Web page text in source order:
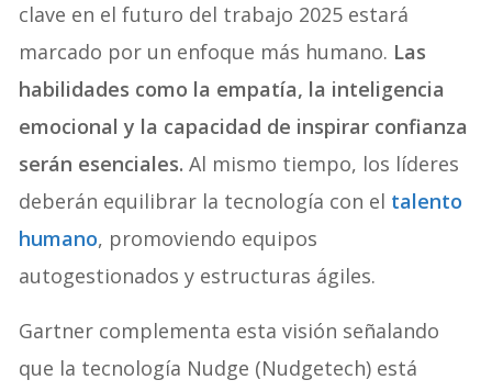
clave en el futuro del trabajo 2025 estará
marcado por un enfoque más humano. Las
habilidades como la empatía, la inteligencia
emocional y la capacidad de inspirar confianza
serán esenciales. Al mismo tiempo, los líderes
deberán equilibrar la tecnología con el talento
humano, promoviendo equipos
autogestionados y estructuras ágiles.
Gartner complementa esta visión señalando
que la tecnología Nudge (Nudgetech) está